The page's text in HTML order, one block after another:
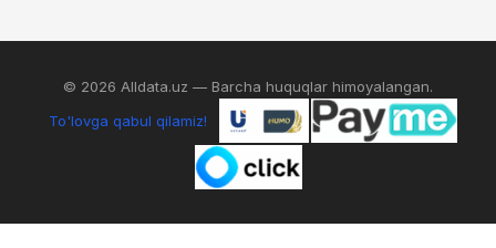
© 2026 Alldata.uz — Barcha huquqlar himoyalangan.
To'lovga qabul qilamiz!